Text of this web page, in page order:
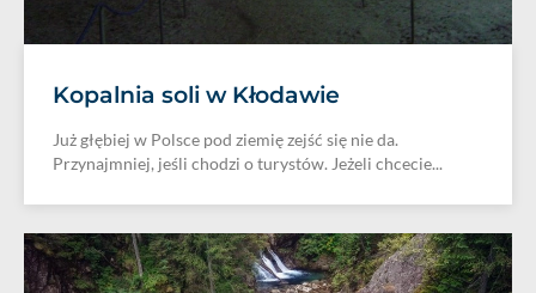
Kopalnia soli w Kłodawie
Już głębiej w Polsce pod ziemię zejść się nie da.
Przynajmniej, jeśli chodzi o turystów. Jeżeli chcecie...